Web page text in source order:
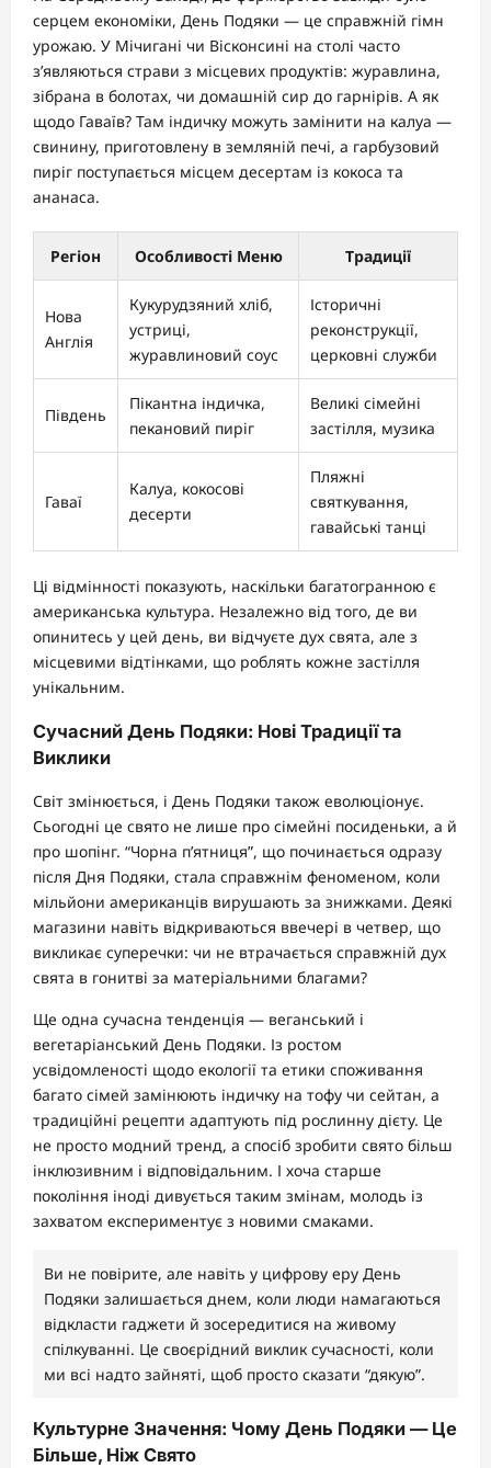
серцем економіки, День Подяки — це справжній гімн
урожаю. У Мічигані чи Вісконсині на столі часто
з’являються страви з місцевих продуктів: журавлина,
зібрана в болотах, чи домашній сир до гарнірів. А як
щодо Гаваїв? Там індичку можуть замінити на калуа —
свинину, приготовлену в земляній печі, а гарбузовий
пиріг поступається місцем десертам із кокоса та
ананаса.
Регіон Особливості Меню Традиції
Нова
Англія
Кукурудзяний хліб,
устриці,
журавлиновий соус
Історичні
реконструкції,
церковні служби
Південь
Пікантна індичка,
пекановий пиріг
Великі сімейні
застілля, музика
Гаваї
Калуа, кокосові
десерти
Пляжні
святкування,
гавайські танці
Ці відмінності показують, наскільки багатогранною є
американська культура. Незалежно від того, де ви
опинитесь у цей день, ви відчуєте дух свята, але з
місцевими відтінками, що роблять кожне застілля
унікальним.
Сучасний День Подяки: Нові Традиції та
Виклики
Світ змінюється, і День Подяки також еволюціонує.
Сьогодні це свято не лише про сімейні посиденьки, а й
про шопінг. “Чорна п’ятниця”, що починається одразу
після Дня Подяки, стала справжнім феноменом, коли
мільйони американців вирушають за знижками. Деякі
магазини навіть відкриваються ввечері в четвер, що
викликає суперечки: чи не втрачається справжній дух
свята в гонитві за матеріальними благами?
Ще одна сучасна тенденція — веганський і
вегетаріанський День Подяки. Із ростом
усвідомленості щодо екології та етики споживання
багато сімей замінюють індичку на тофу чи сейтан, а
традиційні рецепти адаптують під рослинну дієту. Це
не просто модний тренд, а спосіб зробити свято більш
інклюзивним і відповідальним. І хоча старше
покоління іноді дивується таким змінам, молодь із
захватом експериментує з новими смаками.
Ви не повірите, але навіть у цифрову еру День
Подяки залишається днем, коли люди намагаються
відкласти гаджети й зосередитися на живому
спілкуванні. Це своєрідний виклик сучасності, коли
ми всі надто зайняті, щоб просто сказати “дякую”.
Культурне Значення: Чому День Подяки — Це
Більше, Ніж Свято